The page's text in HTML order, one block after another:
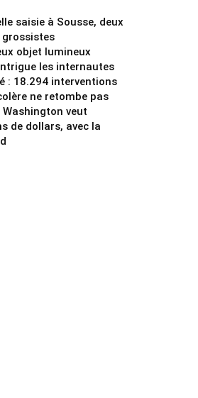
saisie à Sousse, deux
grossistes
objet lumineux
les internautes
: 18.294 interventions
ne retombe pas
veut
de dollars, avec la